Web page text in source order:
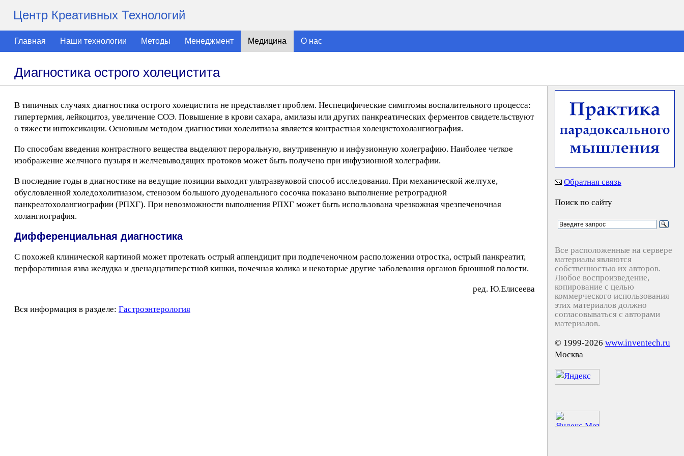
Центр Креативных Технологий
Главная Наши технологии Методы Менеджмент Медицина О нас
Диагностика острого холецистита
В типичных случаях диагностика острого холецистита не представляет проблем. Неспецифические симптомы воспалительного процесса:
гипертермия, лейкоцитоз, увеличение СОЭ. Повышение в крови сахара, амилазы или других панкреатических ферментов свидетельствуют
о тяжести интоксикации. Основным методом диагностики холелитиаза является контрастная холецистохолангиография.
По способам введения контрастного вещества выделяют пероральную, внутривенную и инфузионную холеграфию. Наиболее четкое
изображение желчного пузыря и желчевыводящих протоков может быть получено при инфузионной холеграфии.
В последние годы в диагностике на ведущие позиции выходит ультразвуковой способ исследования. При механической желтухе,
обусловленной холедохолитиазом, стенозом большого дуоденального сосочка показано выполнение ретроградной
панкреатохолангиографии (РПХГ). При невозможности выполнения РПХГ может быть использована чрезкожная чрезпеченочная
холангиография.
Дифференциальная диагностика
С похожей клинической картиной может протекать острый аппендицит при подпеченочном расположении отростка, острый панкреатит,
перфоративная язва желудка и двенадцатиперстной кишки, почечная колика и некоторые другие заболевания органов брюшной полости.
peд. Ю.Eлиceeвa
Вся информация в разделе: Гастроэнтерология
Обратная связь
Поиск по сайту
Все расположенные на сервере
материалы являются
собственностью их авторов.
Любое воспроизведение,
копирование с целью
коммерческого использования
этих материалов должно
согласовываться с авторами
материалов.
© 1999-2026 www.inventech.ru
Москва